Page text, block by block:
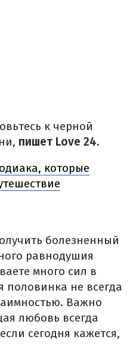
к черной
пишет Love 24.
которые
болезненный
равнодушия
много сил в
половинка не всегда
Важно
любовь всегда
сегодня кажется,